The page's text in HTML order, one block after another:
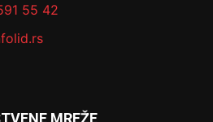
55 42
MREŽE